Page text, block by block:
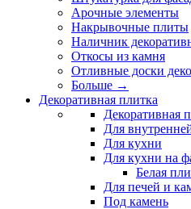
Арочные элементы
Накрывочные плиты
Наличник
Откосы из камня
Отливные доски
Больше →
Декоративная плитка
Декоративная
Для
Для кухни
Для кухни на
Белая
Для печей и
Под камень